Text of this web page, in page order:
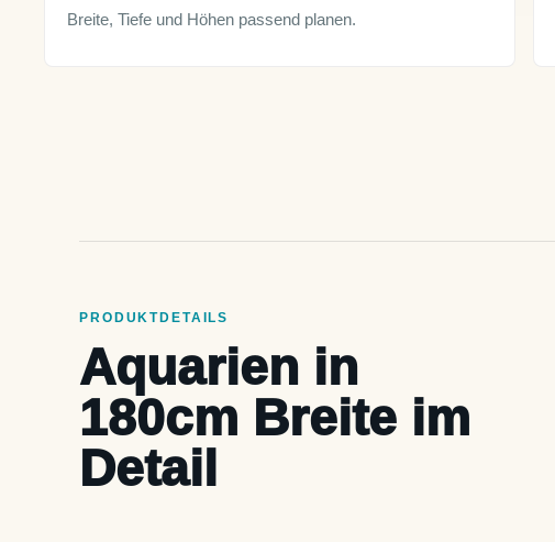
Breite, Tiefe und Höhen passend planen.
PRODUKTDETAILS
Aquarien in
180cm Breite im
Detail